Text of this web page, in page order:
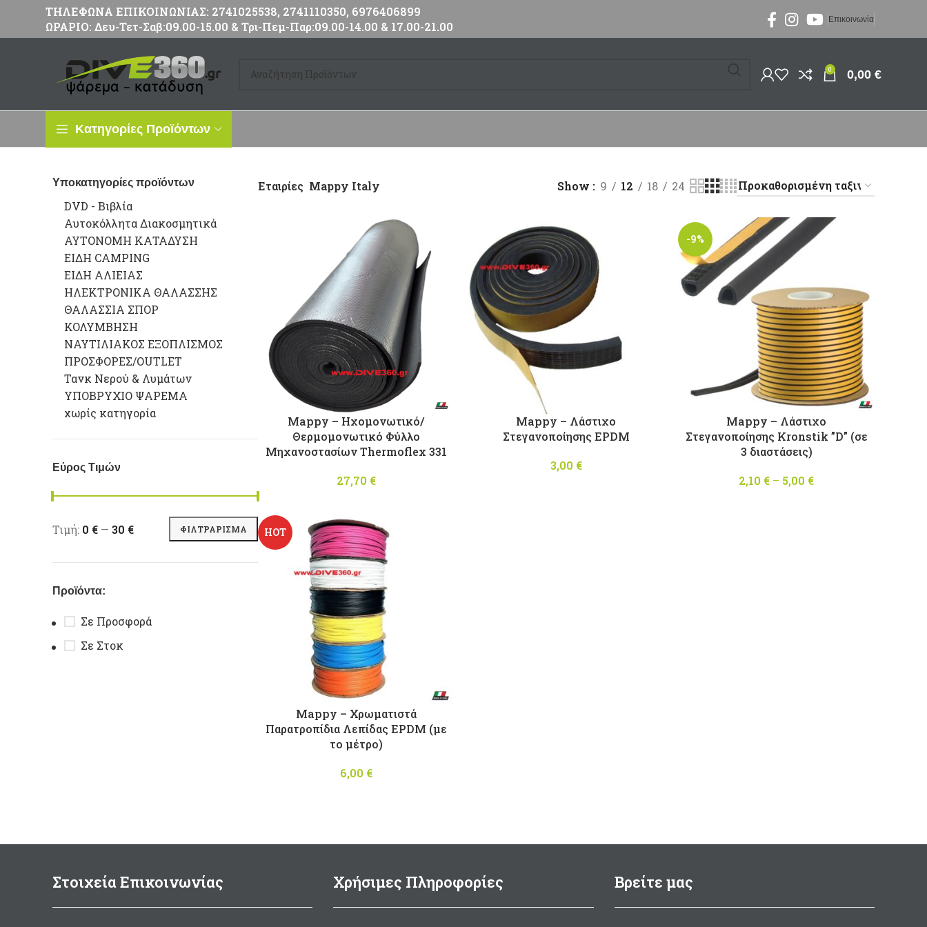
ΤΗΛΕΦΩΝΑ ΕΠΙΚΟΙΝΩΝΙΑΣ: 2741025538, 2741110350, 6976406899
ΩΡΑΡΙΟ: Δευ-Τετ-Σαβ:09.00-15.00 & Τρι-Πεμ-Παρ:09.00-14.00 & 17.00-21.00
Επικοινωνία
0 0,00 €
Κατηγορίες Προϊόντων
Υποκατηγορίες προϊόντων
DVD - Βιβλία
Αυτοκόλλητα Διακοσμητικά
ΑΥΤΟΝΟΜΗ ΚΑΤΑΔΥΣΗ
ΕΙΔΗ CAMPING
ΕΙΔΗ ΑΛΙΕΙΑΣ
ΗΛΕΚΤΡΟΝΙΚΑ ΘΑΛΑΣΣΗΣ
ΘΑΛΑΣΣΙΑ ΣΠΟΡ
ΚΟΛΥΜΒΗΣΗ
ΝΑΥΤΙΛΙΑΚΟΣ ΕΞΟΠΛΙΣΜΟΣ
ΠΡΟΣΦΟΡΕΣ/OUTLET
Τανκ Νερού & Λυμάτων
ΥΠΟΒΡΥΧΙΟ ΨΑΡΕΜΑ
χωρίς κατηγορία
Εύρος Τιμών
Ελάχιστη τιμή
Μέγιστη τιμή ΦΙΛΤΡΆΡΙΣΜΑ
Τιμή: 0 € — 30 €
Προϊόντα:
Σε Προσφορά
Σε Στοκ
Εταιρίες Mappy Italy Show 9 12 18 24
Mappy – Ηχομονωτικό/
Θερμομονωτικό Φύλλο
Μηχανοστασίων Thermoflex 331
27,70 €
Mappy – Λάστιχο
Στεγανοποίησης EPDM
3,00 €
-9%
Mappy – Λάστιχο
Στεγανοποίησης Kronstik ”D” (σε
3 διαστάσεις)
2,10 € – 5,00 €
HOT
Mappy – Χρωματιστά
Παρατροπίδια Λεπίδας EPDM (με
το μέτρο)
6,00 €
Στοιχεία Επικοινωνίας Χρήσιμες Πληροφορίες Βρείτε μας